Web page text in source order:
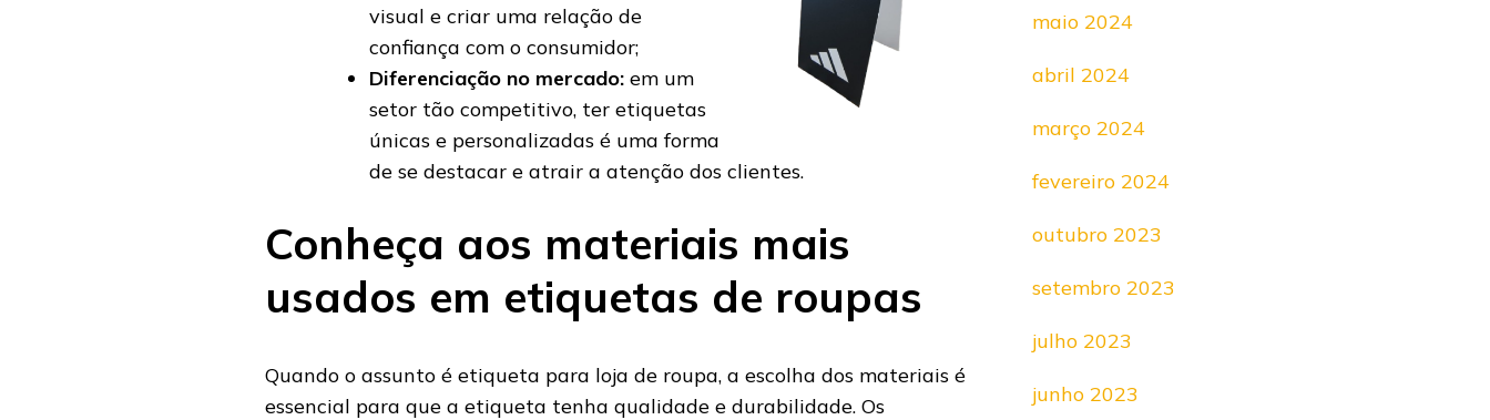
visual e criar uma relação de
confiança com o consumidor;
Diferenciação no mercado: em um
setor tão competitivo, ter etiquetas
únicas e personalizadas é uma forma
de se destacar e atrair a atenção dos clientes.
Conheça aos materiais mais
usados em etiquetas de roupas
Quando o assunto é etiqueta para loja de roupa, a escolha dos materiais é
essencial para que a etiqueta tenha qualidade e durabilidade. Os
maio 2024
abril 2024
março 2024
fevereiro 2024
outubro 2023
setembro 2023
julho 2023
junho 2023